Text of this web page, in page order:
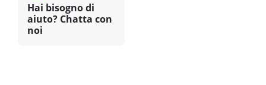
Hai bisogno di
aiuto? Chatta con
noi